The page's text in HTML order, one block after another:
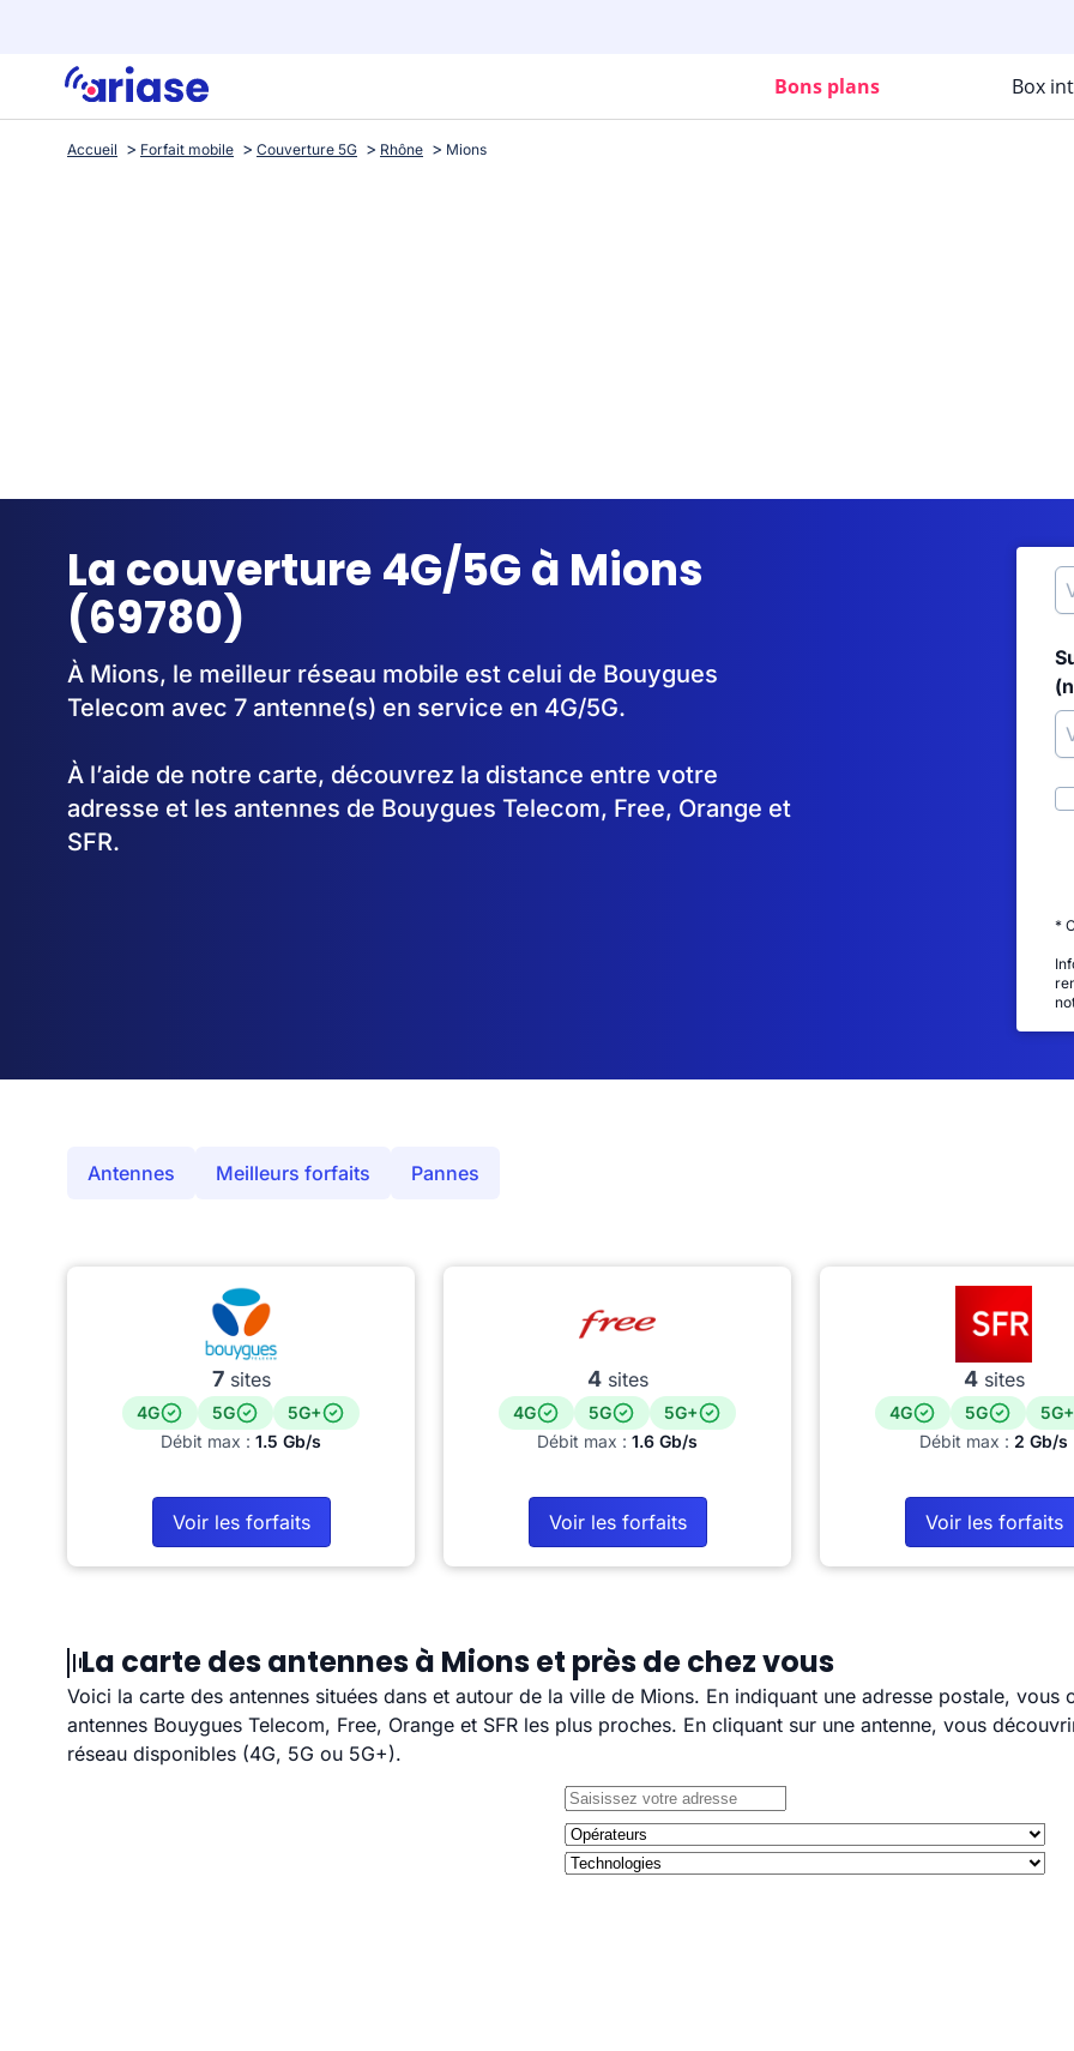
Bons plans Box
Accueil Forfait mobile Couverture 5G Rhône Mions
La couverture 4G/5G à Mions
(69780)
À Mions, le meilleur réseau mobile est celui de Bouygues
Telecom avec 7 antenne(s) en service en 4G/5G.
À l’aide de notre carte, découvrez la distance entre votre
adresse et les antennes de Bouygues Telecom, Free, Orange et
SFR.
*
Antennes Meilleurs forfaits Pannes
7sites
4G 5G
5G+
Débit max : 1.5 Gb/s
Voir les forfaits
4sites
4G 5G
5G+
Débit max : 1.6 Gb/s
Voir les forfaits
4sites
4G 5G
5G+
Débit max : 2 Gb/s
Voir les forfaits
La carte des antennes à Mions et près de chez vous
Voici la carte des antennes situées dans et autour de la ville de Mions. En indiquant une adresse postale,
antennes Bouygues Telecom, Free, Orange et SFR les plus proches. En cliquant sur une antenne, vous
réseau disponibles (4G, 5G ou 5G+).